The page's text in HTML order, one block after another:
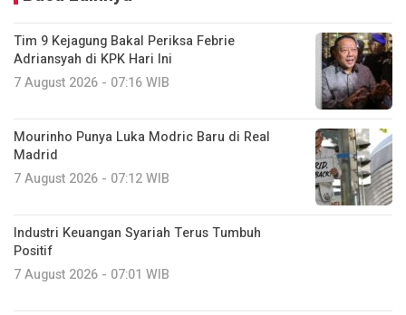
Tim 9 Kejagung Bakal Periksa Febrie
Adriansyah di KPK Hari Ini
7 August 2026 - 07:16 WIB
Mourinho Punya Luka Modric Baru di Real
Madrid
7 August 2026 - 07:12 WIB
Industri Keuangan Syariah Terus Tumbuh
Positif
7 August 2026 - 07:01 WIB